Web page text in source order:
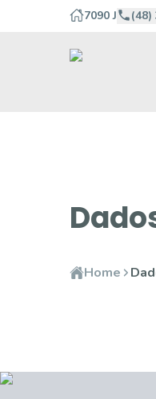
7090 J (48)
Home